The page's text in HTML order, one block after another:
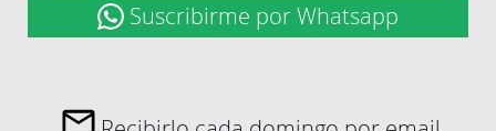
Suscribirme por Whatsapp